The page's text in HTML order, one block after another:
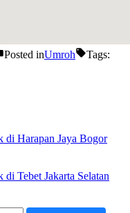
Posted inUmroh
Tags:
di Harapan Jaya Bogor
Tebet Jakarta Selatan